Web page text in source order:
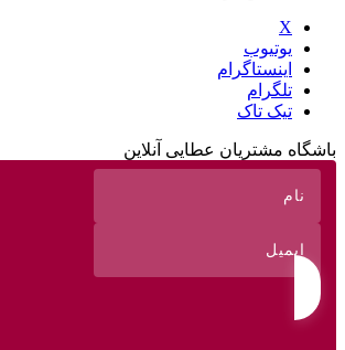
X
یوتیوب
اینستاگرام
تلگرام
تیک تاک
باشگاه مشتریان عطایی آنلاین